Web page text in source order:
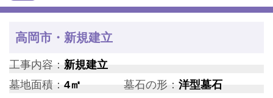
高岡市・新規建立
工事内容： 新規建立
墓地面積： 4㎡ 墓石の形：洋型墓石